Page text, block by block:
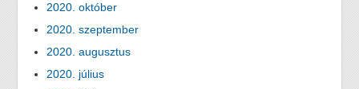
2020. október
2020. szeptember
2020. augusztus
2020. július